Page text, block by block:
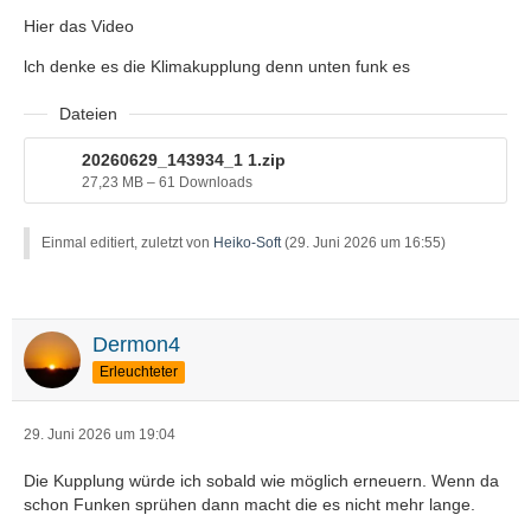
Hier das Video
lch denke es die Klimakupplung denn unten funk es
Dateien
20260629_143934_1 1.zip
27,23 MB – 61 Downloads
Einmal editiert, zuletzt von Heiko-Soft(29. Juni 2026 um 16:55)
Dermon4
Erleuchteter
29. Juni 2026 um 19:04
Die Kupplung würde ich sobald wie möglich erneuern. Wenn da
schon Funken sprühen dann macht die es nicht mehr lange.